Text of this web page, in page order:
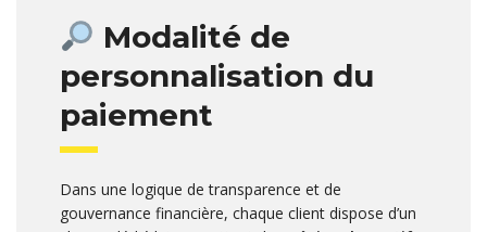
Modalité de
personnalisation du
paiement
Dans une logique de transparence et de
gouvernance financière, chaque client dispose d’un